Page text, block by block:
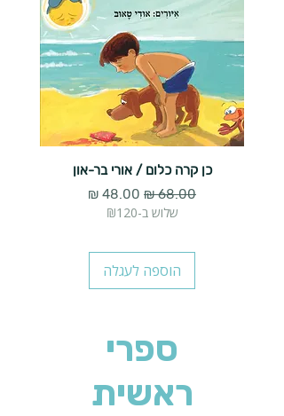
כן קרה כלום / אורי בר-און
מחיר רגיל מחיר מבצע
שלוש ב-₪120
הוספה לעגלה
ספרי
ראשית